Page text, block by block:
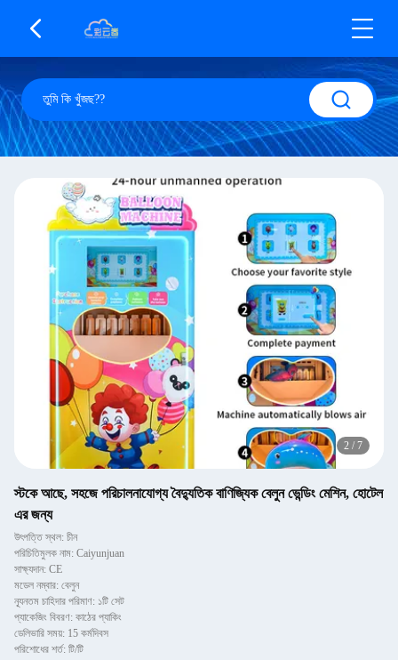
2 / 7
স্টকে আছে, সহজে পরিচালনাযোগ্য বৈদ্যুতিক বাণিজ্যিক বেলুন ভেন্ডিং মেশিন, হোটেল
এর জন্য
উৎপত্তি স্থল: চীন
পরিচিতিমুলক নাম: Caiyunjuan
সাক্ষ্যদান: CE
মডেল নম্বার: বেলুন
ন্যূনতম চাহিদার পরিমাণ: ১টি সেট
প্যাকেজিং বিবরণ: কাঠের প্যাকিং
ডেলিভারি সময়: 15 কর্মদিবস
পরিশোধের শর্ত: টি/টি